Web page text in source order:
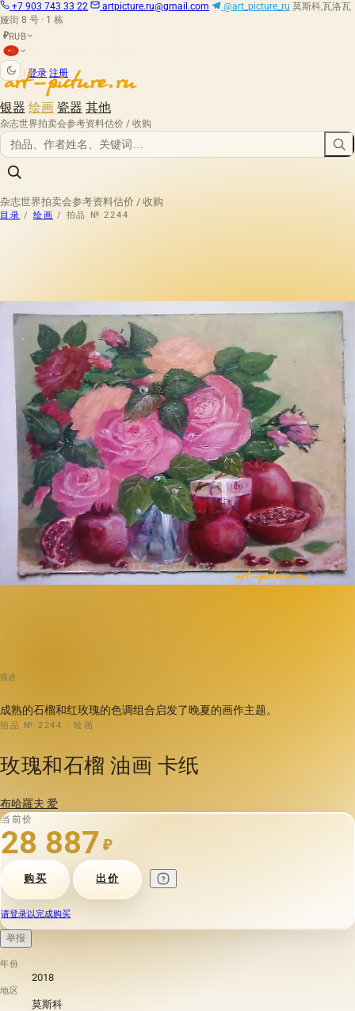
+7 903 743 33 22 artpicture.ru@gmail.com @art_picture_ru 莫斯科,瓦洛瓦
娅街 8 号 · 1 栋
₽RUB
登录 注册
银器 绘画 瓷器 其他
杂志世界拍卖会参考资料估价 / 收购
杂志世界拍卖会参考资料估价 / 收购
目录 / 绘画 / 拍品 № 2244
描述
成熟的石榴和红玫瑰的色调组合启发了晚夏的画作主题。
拍品 № 2244 · 绘画
玫瑰和石榴 油画 卡纸
布哈羅夫 爱
当前价
28 887 ₽
购买 出价
请登录以完成购买
举报
年份
2018
地区
莫斯科